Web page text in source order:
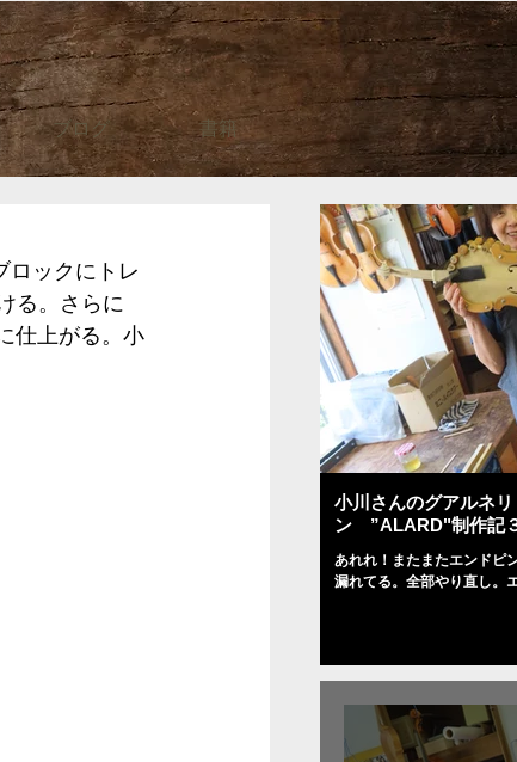
ブログ 書籍
ロックにトレ
る。さらに
仕上がる。小
小川さんのグアルネ
ン ”ALARD"制作記
あれれ！またまたエンドピ
漏れてる。全部やり直し。